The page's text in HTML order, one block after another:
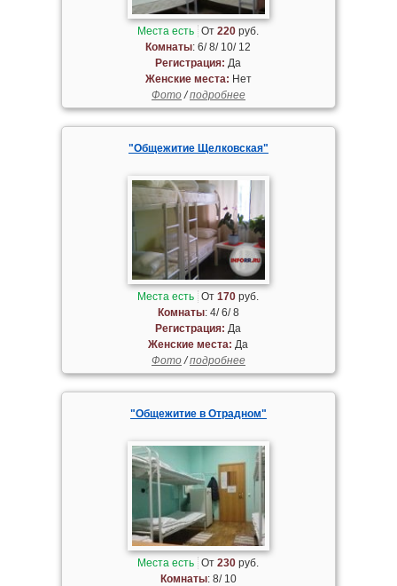
Места есть От220 руб.
Комнаты: 6/ 8/ 10/ 12
Регистрация: Да
Женские места: Нет
Фото/подробнее
"Общежитие Щелковская"
Места есть От170 руб.
Комнаты: 4/ 6/ 8
Регистрация: Да
Женские места: Да
Фото/подробнее
"Общежитие в Отрадном"
Места есть От230 руб.
Комнаты: 8/ 10